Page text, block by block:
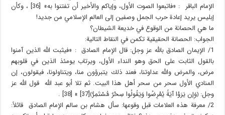
الإمام الباقر : «فاتبعوا الصوت الأول، وإياكم والأخير أن تفتنوا به» [36] ، وكأن
إبليس يريد إعادة حرب الجمل وصفين إلى العالم الإسلامي من جديد!
ما هي الحصانة من الوقوع في خديعة الشيطان؟
الجواب: الحصانة الحقيقية تكمن في النقاط التالية:
1/ الإيمان الصادق بالله عز وجل: قال الإمام الصادق : «فيثبت الله الذين آمنوا
بالقول الثابت على الحق وهو النداء الأول، ويرتاب يومئذ الذين في قلوبهم
مرض، والمرض والله عداوتنا، فعند ذلك يتبرؤون منا، ويتناولونا، فيقولون، إن
المنادي الأول سحر من سحر أهل هذا البيت. ثم تلا أبو عبد الله قول الله عز
وجل: ﴿وَإِن يَرَوْا آيَةً يُعْرِضُوا وَيَقُولُوا سِحْرٌ مُّسْتَمِرٌّ﴾[37] » [38] .
2/ معرفة هذه العلامات قبل وقوعها: سأل هشام بن سالم الإمام الصادق قائلاً: